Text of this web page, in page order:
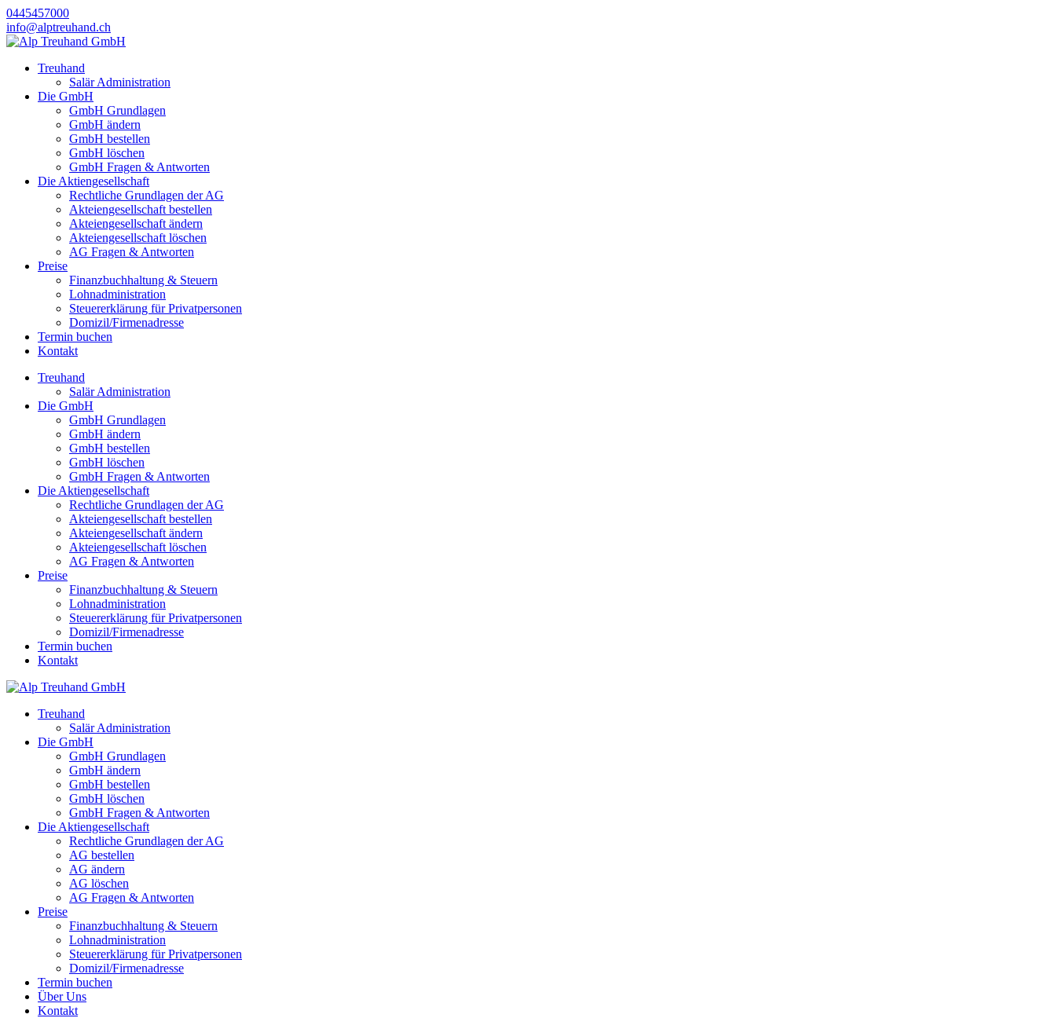
0445457000
info@alptreuhand.ch
Treuhand
Salär Administration
Die GmbH
GmbH Grundlagen
GmbH ändern
GmbH bestellen
GmbH löschen
GmbH Fragen & Antworten
Die Aktiengesellschaft
Rechtliche Grundlagen der AG
Akteiengesellschaft bestellen
Akteiengesellschaft ändern
Akteiengesellschaft löschen
AG Fragen & Antworten
Preise
Finanzbuchhaltung & Steuern
Lohnadministration
Steuererklärung für Privatpersonen
Domizil/Firmenadresse
Termin buchen
Kontakt
Treuhand
Salär Administration
Die GmbH
GmbH Grundlagen
GmbH ändern
GmbH bestellen
GmbH löschen
GmbH Fragen & Antworten
Die Aktiengesellschaft
Rechtliche Grundlagen der AG
Akteiengesellschaft bestellen
Akteiengesellschaft ändern
Akteiengesellschaft löschen
AG Fragen & Antworten
Preise
Finanzbuchhaltung & Steuern
Lohnadministration
Steuererklärung für Privatpersonen
Domizil/Firmenadresse
Termin buchen
Kontakt
Treuhand
Salär Administration
Die GmbH
GmbH Grundlagen
GmbH ändern
GmbH bestellen
GmbH löschen
GmbH Fragen & Antworten
Die Aktiengesellschaft
Rechtliche Grundlagen der AG
AG bestellen
AG ändern
AG löschen
AG Fragen & Antworten
Preise
Finanzbuchhaltung & Steuern
Lohnadministration
Steuererklärung für Privatpersonen
Domizil/Firmenadresse
Termin buchen
Über Uns
Kontakt